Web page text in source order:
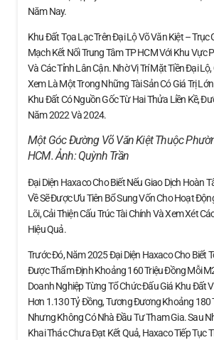
Năm Nay.
Khu Đất Tọa Lạc Trên Đại Lộ Võ Văn Kiệt – Trục
Mạch Kết Nối Trung Tâm TP HCM Với Khu Vực
Và Các Tỉnh Lân Cận. Nhờ Vị Trí Mặt Tiền Đại
Xem Là Một Trong Những Tài Sản Có Giá Trị
Khu Đất Có Nguồn Gốc Từ Hai Thửa Liền Kề,
Năm 2022 Và 2024.
Một Góc Đường Võ Văn Kiệt Thuộc
HCM. Ảnh:Quỳnh Trần
Đại Diện Haxaco Cho Biết Nếu Giao Dịch Hoàn
Về Sẽ Được Ưu Tiên Bổ Sung Vốn Cho Hoạt
Lõi, Cải Thiện Cấu Trúc Tài Chính Và Xem Xét
Hiệu Quả.
Trước Đó, Năm 2025 Đại Diện Haxaco Cho Biết
Được Thẩm Định Khoảng 160 Triệu Đồng Mỗi
Doanh Nghiệp Từng Tổ Chức Đấu Giá Khu Đất
Hơn 1.130 Tỷ Đồng, Tương Đương Khoảng 180
Nhưng Không Có Nhà Đầu Tư Tham Gia. Sau
Khai Thác Chưa Đạt Kết Quả, Haxaco Tiếp Tục